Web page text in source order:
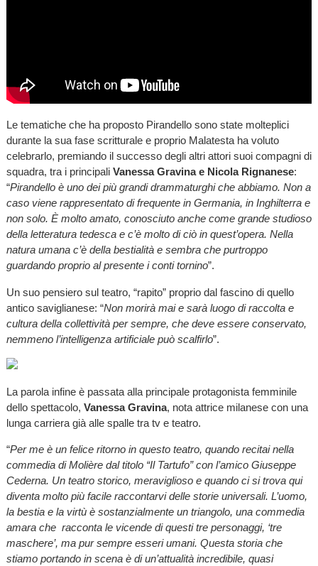
Le tematiche che ha proposto Pirandello sono state molteplici
durante la sua fase scritturale e proprio Malatesta ha voluto
celebrarlo, premiando il successo degli altri attori suoi compagni di
squadra, tra i principali Vanessa Gravina e Nicola Rignanese:
“Pirandello è uno dei più grandi drammaturghi che abbiamo. Non a
caso viene rappresentato di frequente in Germania, in Inghilterra e
non solo. È molto amato, conosciuto anche come grande studioso
della letteratura tedesca e c’è molto di ciò in quest’opera. Nella
natura umana c’è della bestialità e sembra che purtroppo
guardando proprio al presente i conti tornino”.
Un suo pensiero sul teatro, “rapito” proprio dal fascino di quello
antico saviglianese: “Non morirà mai e sarà luogo di raccolta e
cultura della collettività per sempre, che deve essere conservato,
nemmeno l’intelligenza artificiale può scalfirlo”.
La parola infine è passata alla principale protagonista femminile
dello spettacolo, Vanessa Gravina, nota attrice milanese con una
lunga carriera già alle spalle tra tv e teatro.
“Per me è un felice ritorno in questo teatro, quando recitai nella
commedia di Molière dal titolo “Il Tartufo” con l’amico Giuseppe
Cederna. Un teatro storico, meraviglioso e quando ci si trova qui
diventa molto più facile raccontarvi delle storie universali. L’uomo,
la bestia e la virtù è sostanzialmente un triangolo, una commedia
amara che racconta le vicende di questi tre personaggi, ‘tre
maschere’, ma pur sempre esseri umani. Questa storia che
stiamo portando in scena è di un’attualità incredibile, quasi